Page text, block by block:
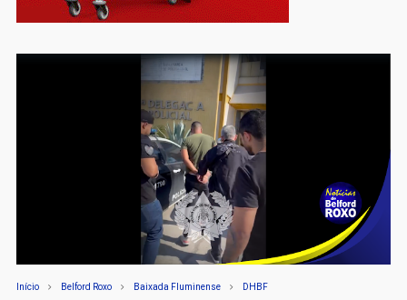
Início Belford Roxo Baixada Fluminense DHBF